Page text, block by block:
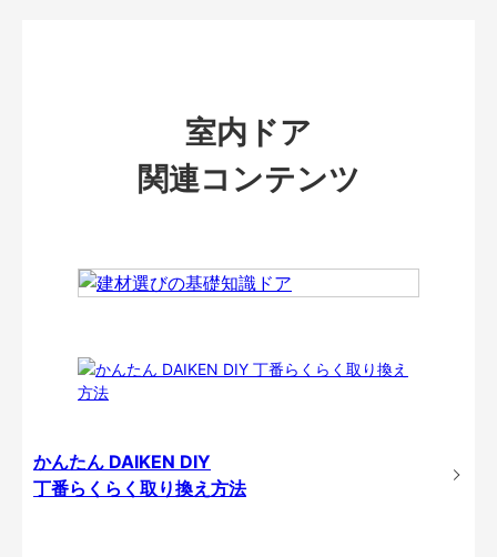
室内ドア
関連コンテンツ
かんたん DAIKEN DIY
丁番らくらく取り換え方法